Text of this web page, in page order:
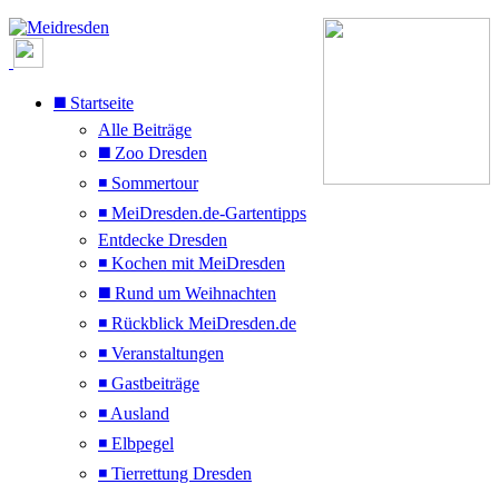
◼️ Startseite
Alle Beiträge
◼️ Zoo Dresden
◾ Sommertour
◾ MeiDresden.de-Gartentipps
Entdecke Dresden
◾ Kochen mit MeiDresden
◼️ Rund um Weihnachten
◾ Rückblick MeiDresden.de
◾ Veranstaltungen
◾ Gastbeiträge
◾ Ausland
◾ Elbpegel
◾ Tierrettung Dresden